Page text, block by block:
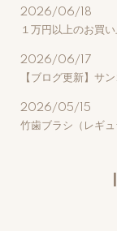
2026/06/18
１万円以上のお買
2026/06/17
【ブログ更新】サ
2026/05/15
竹歯ブラシ（レギ